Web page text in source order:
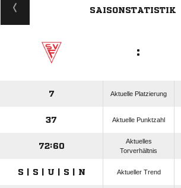
SAISONSTATISTIK
:
7 Aktuelle Platzierung
37 Aktuelle Punktzahl
72:60
Aktuelles
Torverhältnis
S | S | U | S | N Aktueller Trend